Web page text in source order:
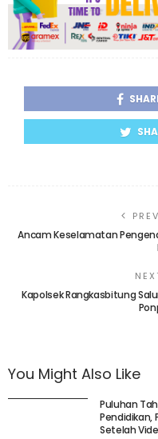
Ancam Keselamatan
Kapolsek Rangkasbitung
You Might Also Like
Puluhan
Pendidikan,
Setelah